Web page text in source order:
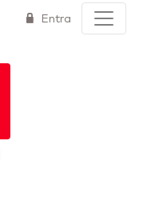
Entra